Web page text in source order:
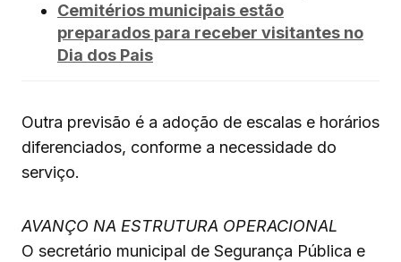
Cemitérios municipais estão
preparados para receber visitantes no
Dia dos Pais
Outra previsão é a adoção de escalas e horários
diferenciados, conforme a necessidade do
serviço.
AVANÇO NA ESTRUTURA OPERACIONAL
O secretário municipal de Segurança Pública e